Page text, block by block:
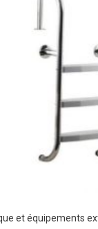
et équipements